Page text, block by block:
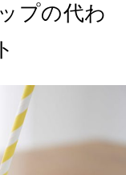
本当の歩き方。」
しい一流店へ。」
。韓国」
教科書。」
2026」
MOOK
プの代わ